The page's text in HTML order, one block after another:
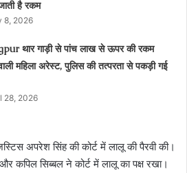
है रकम
8, 2026
थार गाड़ी से पांच लाख से ऊपर की रकम
महिला अरेस्ट, पुलिस की तत्परता से पकड़ी गई
28, 2026
अपरेश सिंह की कोर्ट में लालू की पैरवी की।
कपिल सिब्बल ने कोर्ट में लालू का पक्ष रखा।